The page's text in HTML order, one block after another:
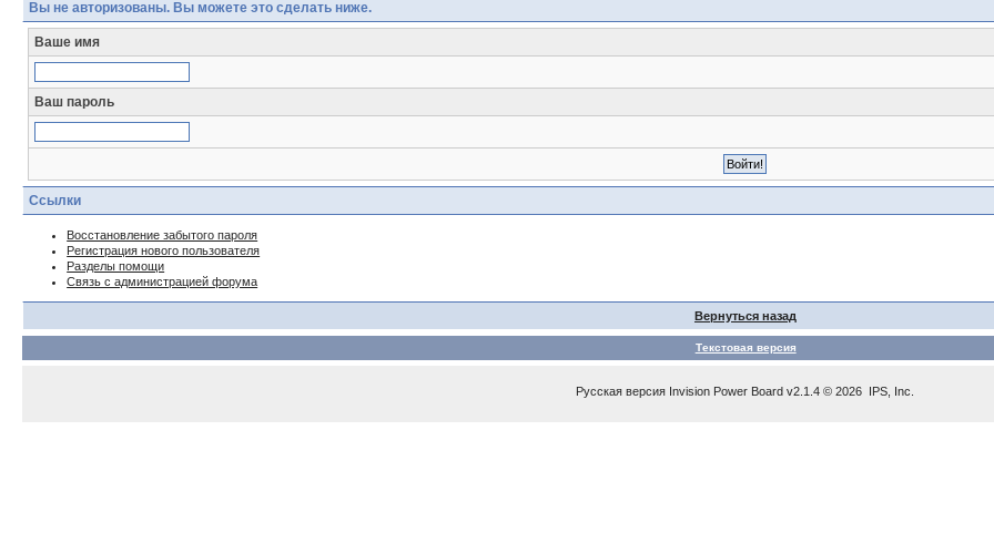
Вы не авторизованы. Вы можете это сделать ниже.
Ваше имя
Ваш пароль
Ссылки
Восстановление забытого пароля
Регистрация нового пользователя
Разделы помощи
Связь с администрацией форума
Вернуться назад
Текстовая версия
Русская версия Invision Power Board v2.1.4 © 2026 IPS, Inc.